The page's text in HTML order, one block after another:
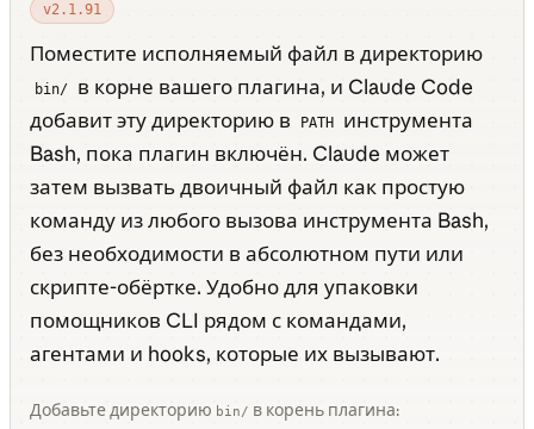
v2.1.91
Поместите исполняемый файл в директорию
bin/
в корне вашего плагина, и Claude Code
добавит эту директорию в
PATH
инструмента
Bash, пока плагин включён. Claude может
затем вызвать двоичный файл как простую
команду из любого вызова инструмента Bash,
без необходимости в абсолютном пути или
скрипте-обёртке. Удобно для упаковки
помощников CLI рядом с командами,
агентами и hooks, которые их вызывают.
Добавьте директорию bin/ в корень плагина: